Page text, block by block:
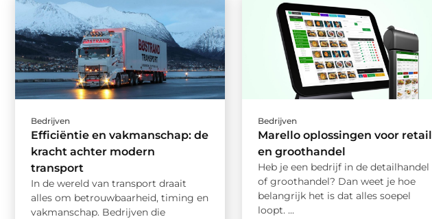
Bedrijven
Efficiëntie en vakmanschap: de
kracht achter modern
transport
In de wereld van transport draait
alles om betrouwbaarheid, timing en
vakmanschap. Bedrijven die
Bedrijven
Marello oplossingen voor retail
en groothandel
Heb je een bedrijf in de detailhandel
of groothandel? Dan weet je hoe
belangrijk het is dat alles soepel
loopt. ...